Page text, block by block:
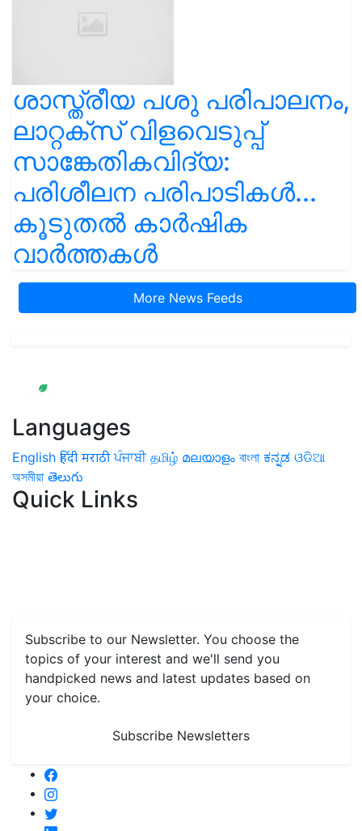
ശാസ്ത്രീയ പശു പരിപാലനം,
ലാറ്റക്സ് വിളവെടുപ്പ്
സാങ്കേതികവിദ്യ:
പരിശീലന പരിപാടികൾ...
കൂടുതൽ കാർഷിക
വാർത്തകൾ
More News Feeds
Languages
English हिंदी मराठी ਪੰਜਾਬੀ தமிழ் മലയാളം বাংলা ಕನ್ನಡ ଓଡିଆ
অসমীয়া తెలుగు
Quick Links
Subscribe to our Newsletter. You choose the
topics of your interest and we'll send you
handpicked news and latest updates based on
your choice.
Subscribe Newsletters